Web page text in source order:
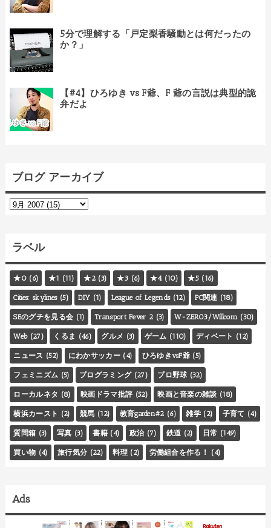
5分で理解する「戸定梨香騒動とは何だったの
か？」
【#4】ひろゆき vs F爺、F 爺の言説は典型的詭
弁だよ
ブログ アーカイブ
ラベル
★0 (6) ★1 (11) ★2 (3) ★3 (6) ★4 (10) ★5 (16)
Cities: skylines (5) DIY (1) League of Legends (12) PC関連 (18)
SEのグチを見る会 (1) Transport Fever 2 (3) W-ZERO3/Willcom (30)
Web (27) くるま (46) グルメ (3) ゲーム (110) ディベート (12)
ニュース (52) にわかサッカー (4) ひろゆきvsF爺 (5)
フェミニズム (5) プログラミング (27) プロ野球 (32)
ローカルネタ (8) 映画ドラマ批評 (52) 映画と音楽の雑談 (18)
横浜カースト (2) 競馬 (12) 教育garden#2 (6) 雑学 (2) 子育て (4)
質問箱 (3) 写真 (3) 書籍 (4) 政治 (7) 鉄道 (2) 日常 (149)
買い物 (4) 旅行気分 (22) 料理 (2) 労働組合を作る！ (4)
Ads